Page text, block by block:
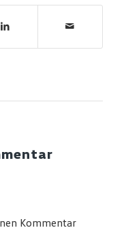
Kommentar